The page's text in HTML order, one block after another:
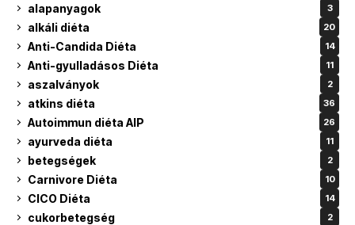
alapanyagok 3
alkáli diéta 20
Anti-Candida Diéta 14
Anti-gyulladásos Diéta 11
aszalványok 2
atkins diéta 36
Autoimmun diéta AIP 26
ayurveda diéta 11
betegségek 2
Carnivore Diéta 10
CICO Diéta 14
cukorbetegség 2